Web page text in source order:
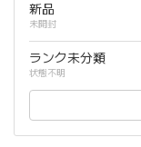
新品
未開封
ランク未分類
状態不明